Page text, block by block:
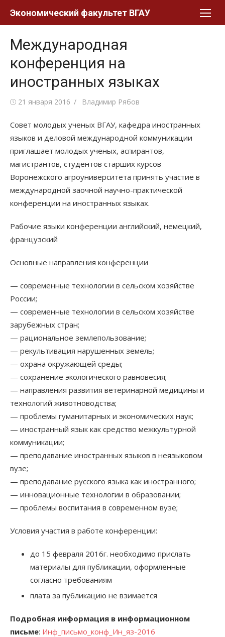
Экономический факультет ВГАУ
Международная
конференция на
иностранных языках
Posted
21 января 2016 Author
Владимир Рябов
Совет молодых ученых ВГАУ, кафедра иностранных
языков и деловой международной коммуникации
приглашает молодых ученых, аспирантов,
магистрантов, студентов старших курсов
Воронежского агроуниверситета принять участие в
международной заочной научно-практической
конференции на иностранных языках.
Рабочие языки конференции английский, немецкий,
французский
Основные направления конференции
— современные технологии в сельском хозяйстве
России;
— современные технологии в сельском хозяйстве
зарубежных стран;
— рациональное землепользование;
— рекультивация нарушенных земель;
— охрана окружающей среды;
— сохранение экологического равновесия;
— направления развития ветеринарной медицины и
технологий животноводства;
— проблемы гуманитарных и экономических наук;
— иностранный язык как средство межкультурной
коммуникации;
— преподавание иностранных языков в неязыковом
вузе;
— преподавание русского языка как иностранного;
— инновационные технологии в образовании;
— проблемы воспитания в современном вузе;
Условия участия в работе конференции:
до 15 февраля 2016г. необходимо прислать
материалы для публикации, оформленные
согласно требованиям
плата за публикацию не взимается
Подробная информация в информационном
письме: Инф_письмо_конф_Ин_яз-2016